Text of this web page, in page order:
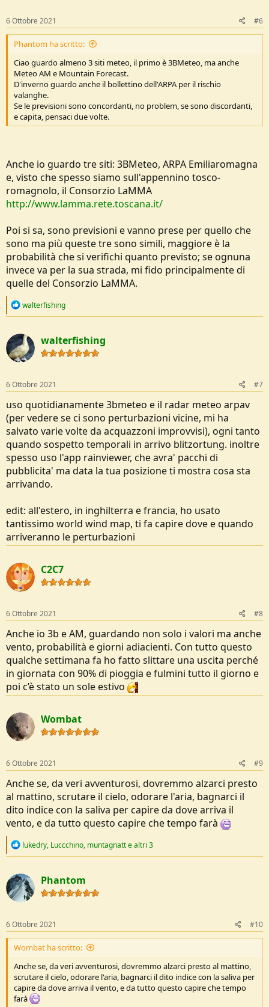
6 Ottobre 2021 #6
Phantom ha scritto:
Ciao guardo almeno 3 siti meteo, il primo è 3BMeteo, ma anche
Meteo AM e Mountain Forecast.
D'inverno guardo anche il bollettino dell'ARPA per il rischio
valanghe.
Se le previsioni sono concordanti, no problem, se sono discordanti,
e capita, pensaci due volte.
Anche io guardo tre siti: 3BMeteo, ARPA Emiliaromagna
e, visto che spesso siamo sull'appennino tosco-
romagnolo, il Consorzio LaMMA
http://www.lamma.rete.toscana.it/
Poi si sa, sono previsioni e vanno prese per quello che
sono ma più queste tre sono simili, maggiore è la
probabilità che si verifichi quanto previsto; se ognuna
invece va per la sua strada, mi fido principalmente di
quelle del Consorzio LaMMA.
R
c
t
i
o
s
:
walterfishing
walterfishing
6 Ottobre 2021 #7
uso quotidianamente 3bmeteo e il radar meteo arpav
(per vedere se ci sono perturbazioni vicine, mi ha
salvato varie volte da acquazzoni improvvisi), ogni tanto
quando sospetto temporali in arrivo blitzortung. inoltre
spesso uso l'app rainviewer, che avra' pacchi di
pubblicita' ma data la tua posizione ti mostra cosa sta
arrivando.
edit: all'estero, in inghilterra e francia, ho usato
tantissimo world wind map, ti fa capire dove e quando
arriveranno le perturbazioni
C2C7
6 Ottobre 2021 #8
Anche io 3b e AM, guardando non solo i valori ma anche
vento, probabilità e giorni adiacienti. Con tutto questo
qualche settimana fa ho fatto slittare una uscita perché
in giornata con 90% di pioggia e fulmini tutto il giorno e
poi c’è stato un sole estivo
Wombat
6 Ottobre 2021 #9
Anche se, da veri avventurosi, dovremmo alzarci presto
al mattino, scrutare il cielo, odorare l'aria, bagnarci il
dito indice con la saliva per capire da dove arriva il
vento, e da tutto questo capire che tempo farà
R
c
t
i
o
s
:
lukedry, Luccchino, muntagnatte altri 3
Phantom
6 Ottobre 2021 #10
Wombat ha scritto:
Anche se, da veri avventurosi, dovremmo alzarci presto al mattino,
scrutare il cielo, odorare l'aria, bagnarci il dito indice con la saliva per
capire da dove arriva il vento, e da tutto questo capire che tempo
farà